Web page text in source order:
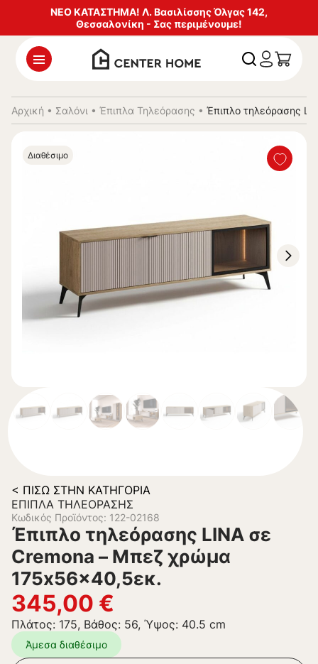
ΝΕΟ ΚΑΤΑΣΤΗΜΑ! Λ. Βασιλίσσης Όλγας 142,
Θεσσαλονίκη - Σας περιμένουμε!
Αρχική • Σαλόνι • Έπιπλα Τηλεόρασης • Έπιπλο τηλεόρασης
Διαθέσιμο
< ΠΊΣΩ ΣΤΗΝ ΚΑΤΗΓΟΡΊΑ
ΈΠΙΠΛΑ ΤΗΛΕΌΡΑΣΗΣ
Κωδικός Προϊόντος: 122-02168
Έπιπλο τηλεόρασης LINA σε
Cremona – Μπεζ χρώμα
175x56x40,5εκ.
345,00 €
Πλάτος: 175, Βάθος: 56, Ύψος: 40.5 cm
Άμεσα διαθέσιμο